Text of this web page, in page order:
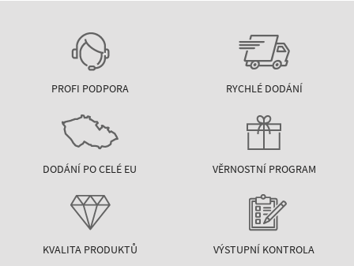
PROFI PODPORA RYCHLÉ DODÁNÍ
DODÁNÍ PO CELÉ EU VĚRNOSTNÍ PROGRAM
KVALITA PRODUKTŮ VÝSTUPNÍ KONTROLA